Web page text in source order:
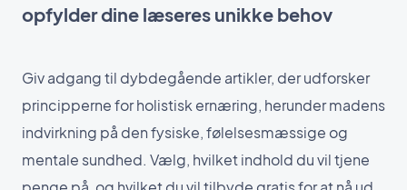
opfylder dine læseres unikke behov
Giv adgang til dybdegående artikler, der udforsker
principperne for holistisk ernæring, herunder madens
indvirkning på den fysiske, følelsesmæssige og
mentale sundhed. Vælg, hvilket indhold du vil tjene